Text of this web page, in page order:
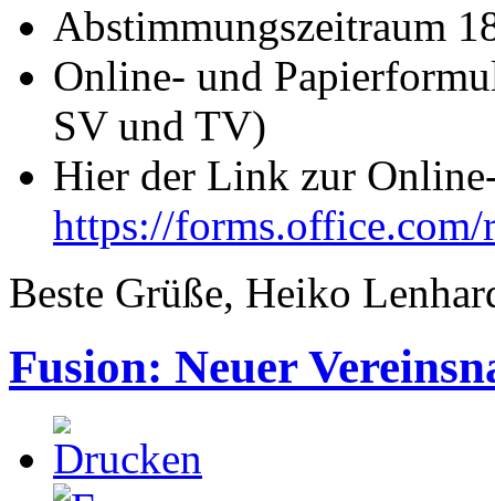
Abstimmungszeitraum
Online- und
SV und TV)
Hier der Link zur
https://
Beste Grüße, Heiko
Fusion: Neuer